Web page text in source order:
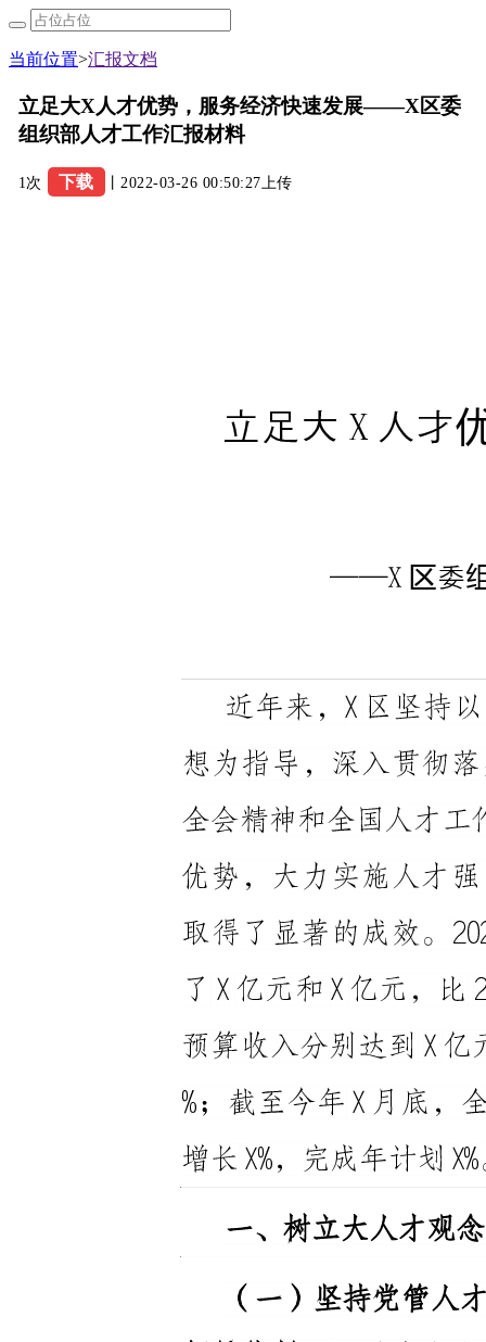
当前位置>汇报文档
立足大X人才优势，服务经济快速发展——X区委
组织部人才工作汇报材料
1次 下载 丨2022-03-26 00:50:27上传